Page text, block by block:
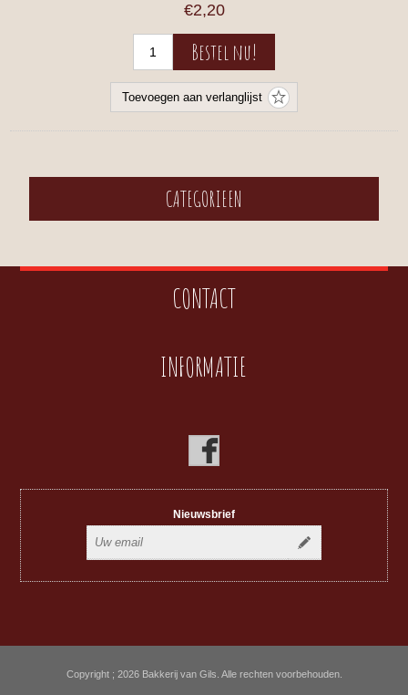
€2,20
CATEGORIEEN
CONTACT
INFORMATIE
Nieuwsbrief
Copyright ; 2026 Bakkerij van Gils. Alle rechten voorbehouden.